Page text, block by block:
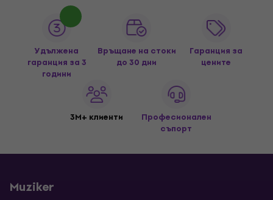
Удължена
гаранция за 3
години
Връщане на стоки
до 30 дни
Гаранция за
цените
3M+ клиенти
Професионален
съпорт
Muziker